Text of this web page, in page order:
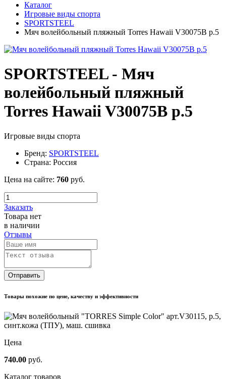
Каталог
Игровые виды спорта
SPORTSTEEL
Мяч волейбольный пляжный Torres Hawaii V30075B р.5
SPORTSTEEL - Мяч
волейбольный пляжный
Torres Hawaii V30075B р.5
Игровые виды спорта
Бренд: SPORTSTEEL
Страна: Россия
Цена на сайте: 760 руб.
Заказать
Товара нет
в наличии
Отзывы
Отправить
Товары похожие по цене, качеству и эффективности
Цена
740.00 руб.
Каталог товаров